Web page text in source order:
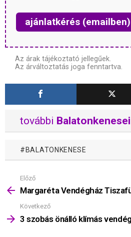
ajánlatkérés (emailben)
Az árak tájékoztató jellegűek.
Az árváltoztatás joga fenntartva.
további Balatonkenesei
BALATONKENESE
Mutass
többet
Előző
Margaréta Vendégház
Következő
3 szobás önálló klímás